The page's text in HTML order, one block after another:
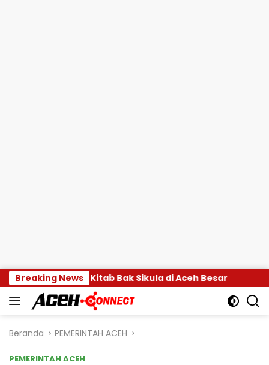
Langsung
ke
konten
Breaking News
Kitab Bak Sikula di Aceh Besar Kak Na
Beranda PEMERINTAH ACEH
PEMERINTAH ACEH